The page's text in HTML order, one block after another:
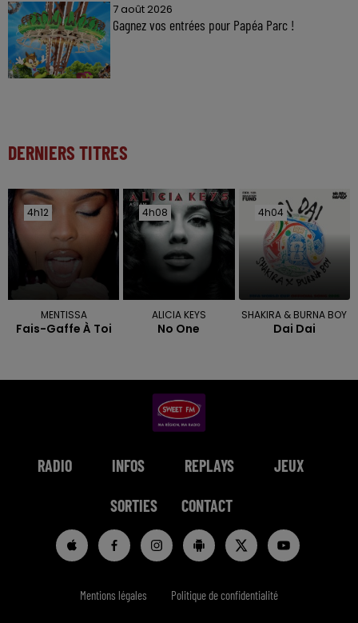
7 août 2026
Gagnez vos entrées pour Papéa Parc !
DERNIERS TITRES
4h12
4h12
MENTISSA
Fais-Gaffe À Toi
4h08
4h08
ALICIA KEYS
No One
4h04
4h04
SHAKIRA & BURNA BOY
Dai Dai
RADIO INFOS REPLAYS JEUX
SORTIES CONTACT
Mentions légales Politique de confidentialité